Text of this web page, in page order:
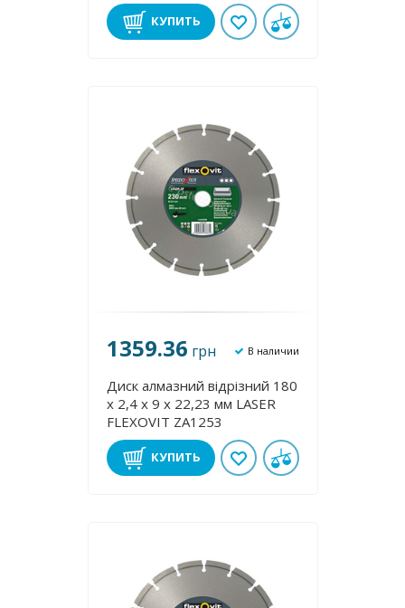
ZA1304
КУПИТЬ
1359.36 грн В наличии
Диск алмазний відрізний 180
х 2,4 х 9 х 22,23 мм LASER
FLEXOVІT ZA1253
КУПИТЬ